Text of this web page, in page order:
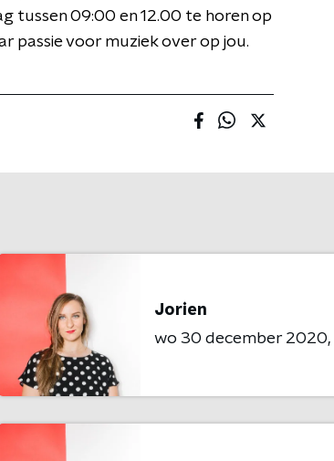
tussen 09:00 en 12.00 te horen op
passie voor muziek over op jou.
Jorien
wo 30 december 2020